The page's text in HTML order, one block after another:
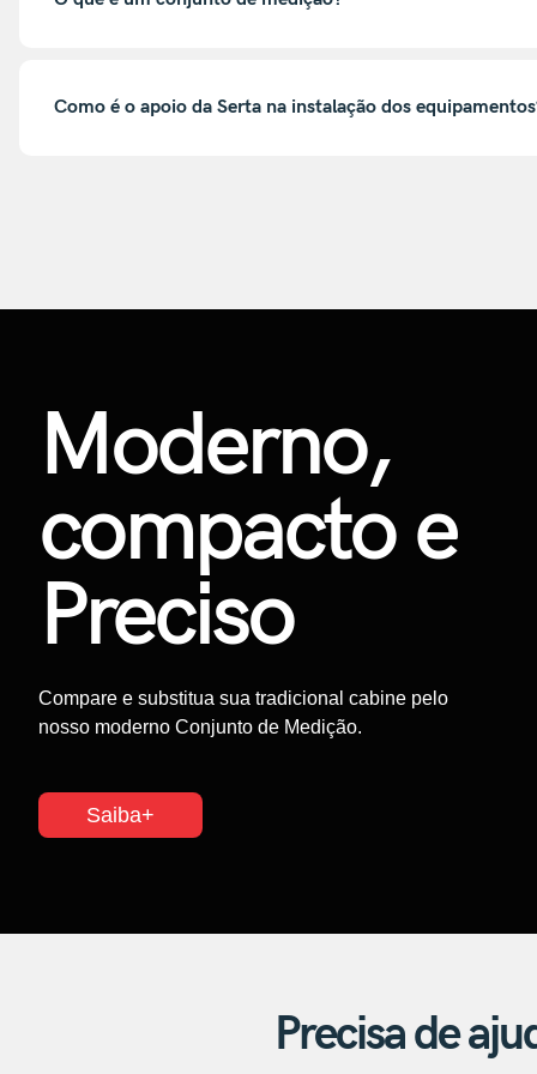
Como é o apoio da Serta na instalação dos
Moderno,
compacto e
Preciso
Compare e substitua sua tradicional cabine pelo
nosso moderno Conjunto de Medição.
Saiba+
Precisa de